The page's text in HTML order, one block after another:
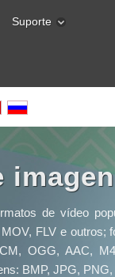
Suporte
de vídeo
FLV e outros;
OGG, AAC,
BMP, JPG,